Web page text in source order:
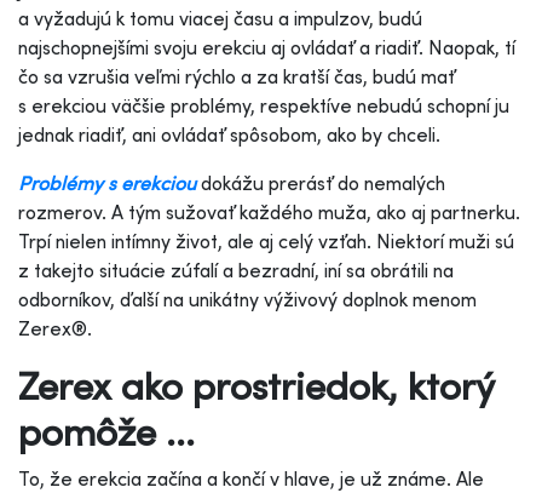
a vyžadujú k tomu viacej času a impulzov, budú
najschopnejšími svoju erekciu aj ovládať a riadiť. Naopak, tí
čo sa vzrušia veľmi rýchlo a za kratší čas, budú mať
s erekciou väčšie problémy, respektíve nebudú schopní ju
jednak riadiť, ani ovládať spôsobom, ako by chceli.
Problémy s erekcioudokážu prerásť do nemalých
rozmerov. A tým sužovať každého muža, ako aj partnerku.
Trpí nielen intímny život, ale aj celý vzťah. Niektorí muži sú
z takejto situácie zúfalí a bezradní, iní sa obrátili na
odborníkov, ďalší na unikátny výživový doplnok menom
Zerex®.
Zerex ako prostriedok, ktorý
pomôže ...
To, že erekcia začína a končí v hlave, je už známe. Ale